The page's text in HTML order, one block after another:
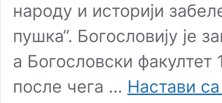
народу и историји
пушка“. Богословију је
а Богословски
после чега … Настави